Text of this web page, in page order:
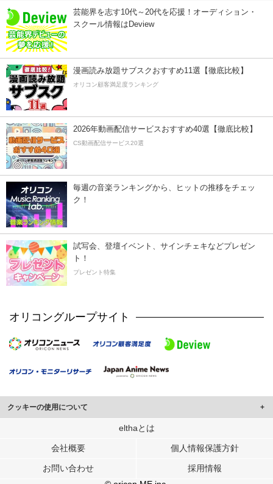
芸能界を志す10代～20代を応援！オーディション・
スクール情報はDeview
漫画読み放題サブスクおすすめ11選【徹底比較】
オリコン顧客満足度ランキング
2026年動画配信サービスおすすめ40選【徹底比較】
CS動画配信サービス20選
毎週の音楽ランキングから、ヒットの推移をチェッ
ク！
試写会、登壇イベント、サインチェキなどプレゼン
ト！
プレゼント特集
オリコングループサイト
クッキーの使用について
このサイトでは Cookie を使用して、ユーザーに合わせたコンテンツや広告の
行っています。
メディアや広告配信、データ解析の各パートナーに提供しています。
各パートナーは、この情報とユーザーが各パートナーに提供した他の情報や、
elthaとは
会社概要 個人情報保護方針
お問い合わせ
採用情報